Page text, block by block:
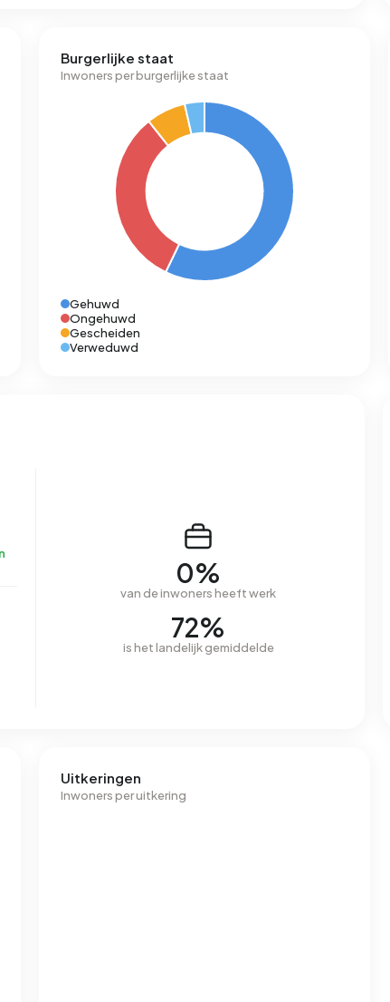
Burgerlijke staat
Inwoners per burgerlijke staat
Gehuwd
Ongehuwd
Gescheiden
Verweduwd
0%
van de inwoners heeft werk
72%
is het landelijk gemiddelde
Uitkeringen
Inwoners per uitkering